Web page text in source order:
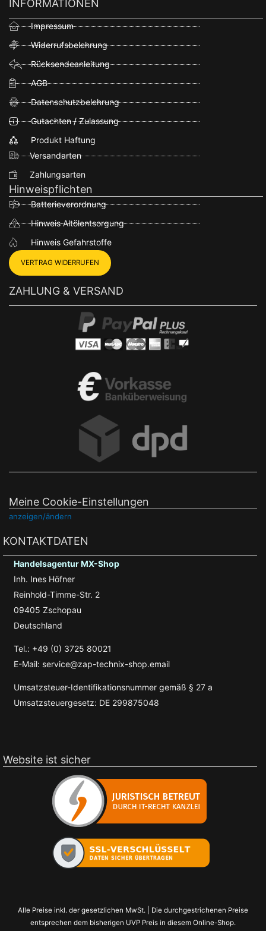
INFORMATIONEN
Impressum
Widerrufsbelehrung
Rücksendeanleitung
AGB
Datenschutzbelehrung
Gutachten / Zulassung
Produkt Haftung
Versandarten
Zahlungsarten
Hinweispflichten
Batterieverordnung
Hinweis Altölentsorgung
Hinweis Gefahrstoffe
VERTRAG WIDERRUFEN
ZAHLUNG & VERSAND
Meine Cookie-Einstellungen
anzeigen/ändern
KONTAKTDATEN
Handelsagentur MX-Shop
Inh. Ines Höfner
Reinhold-Timme-Str. 2
09405 Zschopau
Deutschland
Tel.: +49 (0) 3725 80021
E-Mail: service@zap-technix-shop.email
Umsatzsteuer-Identifikationsnummer gemäß § 27 a
Umsatzsteuergesetz: DE 299875048
Website ist sicher
Alle Preise inkl. der gesetzlichen MwSt. | Die durchgestrichenen Preise
entsprechen dem bisherigen UVP Preis in diesem Online-Shop.